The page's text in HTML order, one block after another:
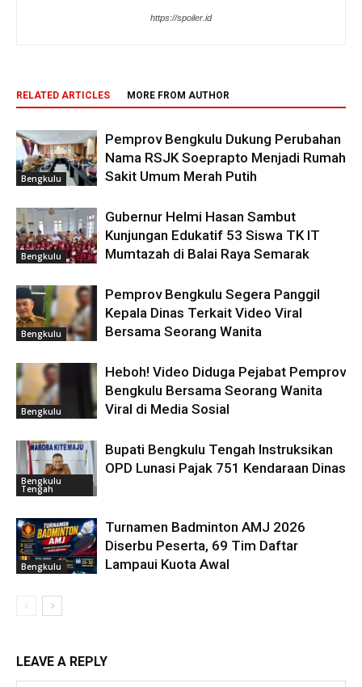
https://spoiler.id
RELATED ARTICLES MORE FROM AUTHOR
Bengkulu
Pemprov Bengkulu Dukung Perubahan
Nama RSJK Soeprapto Menjadi Rumah
Sakit Umum Merah Putih
Bengkulu
Gubernur Helmi Hasan Sambut
Kunjungan Edukatif 53 Siswa TK IT
Mumtazah di Balai Raya Semarak
Bengkulu
Pemprov Bengkulu Segera Panggil
Kepala Dinas Terkait Video Viral
Bersama Seorang Wanita
Bengkulu
Heboh! Video Diduga Pejabat Pemprov
Bengkulu Bersama Seorang Wanita
Viral di Media Sosial
Bengkulu
Tengah
Bupati Bengkulu Tengah Instruksikan
OPD Lunasi Pajak 751 Kendaraan Dinas
Bengkulu
Turnamen Badminton AMJ 2026
Diserbu Peserta, 69 Tim Daftar
Lampaui Kuota Awal
LEAVE A REPLY